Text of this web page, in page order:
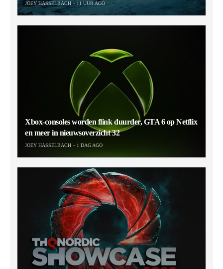
JOEY HASSELBACH 11 UUR AGO
Xbox-consoles worden flink duurder, GTA 6 op Netflix
en meer in nieuwsoverzicht 32
JOEY HASSELBACH 1 DAG AGO